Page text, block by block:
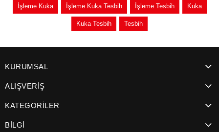
İşleme Kuka İşleme Kuka Tesbih İşleme Tesbih Kuka
Kuka Tesbih Tesbih
KURUMSAL
ALIŞVERİŞ
KATEGORİLER
BİLGİ